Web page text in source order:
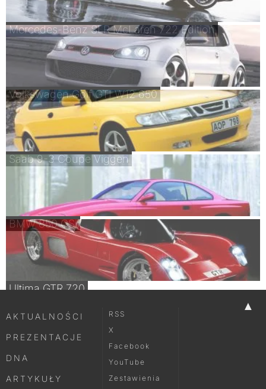
Mercedes-Benz SLR McLaren 722 Edition
Volkswagen Golf GTI W12 650
Saab 9-3 Coupe Viggen
BMW 850 CSi
Ultima GTR 720
▲
AKTUALNOŚCI
PREZENTACJE
DNA
ARTYKUŁY
RSS
X
Facebook
YouTube
Zestawienia